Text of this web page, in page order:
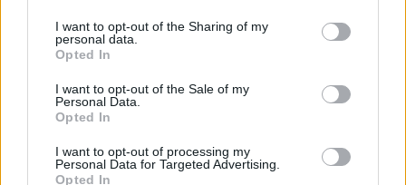
not limited to your visit or usage behaviour. You may click to
grant or deny consent to Google and its third-party tags to
use your data for below specified purposes in below Google
consent section.
I want to opt-out of the Sharing of my
personal data.
Opted In
I want to opt-out of the Sale of my
Personal Data.
Opted In
I want to opt-out of processing my
Personal Data for Targeted Advertising.
Opted In
S a kérdésedre a válasz: csak ennyire telt, mert jelen
számból, előfordul, amikor hülyékkel, illetve
hülyékről beszélek. Szóval így. Érted? Nem. Mindegy.
ethan blow